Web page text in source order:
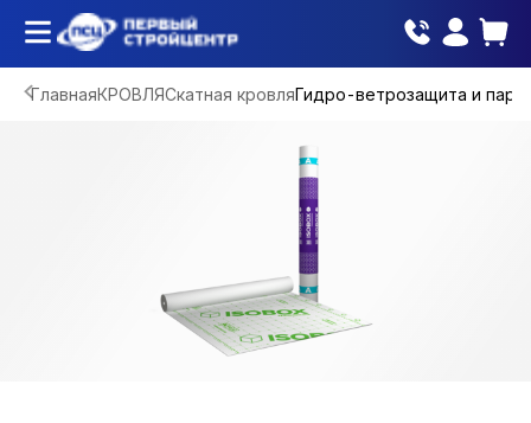
ГлавнаяКРОВЛЯСкатная кровляГидро-ветрозащита и